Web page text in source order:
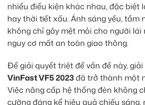
nhiều điều kiện khác nhau, đặc biệt
hay thời tiết xấu. Ánh sáng yếu, tầm
không chỉ gây mệt mỏi cho người lái
nguy cơ mất an toàn giao thông.
Để giải quyết triệt để vấn đề này,
VinFast VF5 2023đã trở thành một
Việc nâng cấp hệ thống đèn không
cường đáng kể hiệu quả chiếu